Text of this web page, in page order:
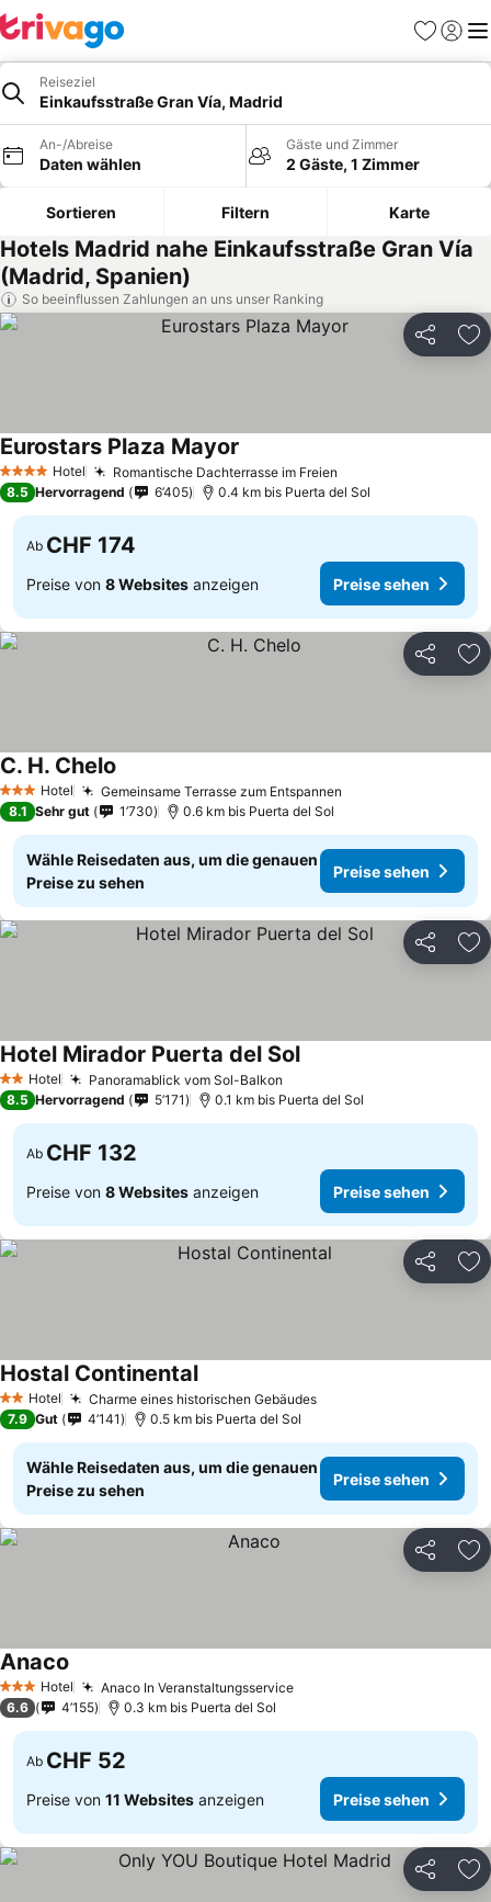
Favoriten
Reiseziel
Einkaufsstraße Gran Vía, Madrid
An-/Abreise
Daten wählen
Gäste und Zimmer
2 Gäste, 1 Zimmer
Sortieren Filtern Karte
Hotels Madrid nahe Einkaufsstraße Gran Vía
(Madrid, Spanien)
So beeinflussen Zahlungen an uns unser Ranking
Teilen
4 Sterne Hotel Romantische Dachterrasse im Freien
Eurostars Plaza Mayor
8.5 Hervorragend 6’405 0.4 km bis Puerta del Sol
Ab CHF 174
Preise von 8 Websites anzeigen Preise sehen
Teilen
3 SterneHotel Gemeinsame Terrasse zum Entspannen
C. H. Chelo
8.1 Sehr gut 1’730 0.6 km bis Puerta del Sol
Wähle Reisedaten aus, um die genauen
Preise zu sehen
Preise sehen
Teilen
2 Sterne
Hotel Panoramablick vom Sol-Balkon
Hotel Mirador Puerta del SolPreise sehen
8.5 Hervorragend 5’171 0.1 km bis Puerta del Sol
Ab CHF 132
Preise von 8 Websites anzeigen Preise sehen
Teilen
2 Sterne
Hotel Charme eines historischen GebäudesPreise sehen
Hostal ContinentalPreise sehen
7.9 Gut 4’141 0.5 km bis Puerta del Sol
Wähle Reisedaten aus, um die genauen
Preise zu sehen
Preise sehen
Teilen
3 SterneHotel Anaco In VeranstaltungsservicePreise sehen
Anaco
6.6 4’155 0.3 km bis Puerta del Sol
Ab CHF 52
Preise von 11 Websites anzeigen Preise sehen
Teilen